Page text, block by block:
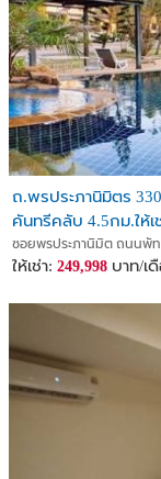
ถ.พรประภานิมิตร
คันทรีคลับ 4.5กม.ให้
ซอยพรประภานิมิต ถนนพัท
ให้เช่า: 249,998 บาท/เ